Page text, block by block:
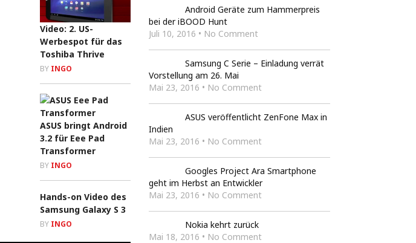
Video: 2. US-
Werbespot für das
Toshiba Thrive
BY INGO
ASUS bringt Android
3.2 für Eee Pad
Transformer
BY INGO
Hands-on Video des
Samsung Galaxy S 3
BY INGO
Android Geräte zum Hammerpreis
bei der iBOOD Hunt
Juli 10, 2016 • No Comment
Samsung C Serie – Einladung verrät
Vorstellung am 26. Mai
Mai 23, 2016 • No Comment
ASUS veröffentlicht ZenFone Max in
Indien
Mai 23, 2016 • No Comment
Googles Project Ara Smartphone
geht im Herbst an Entwickler
Mai 23, 2016 • No Comment
Nokia kehrt zurück
Mai 18, 2016 • No Comment